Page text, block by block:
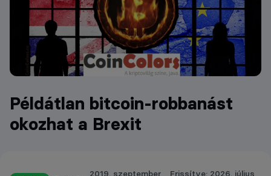
Példátlan bitcoin-robbanást
okozhat a Brexit